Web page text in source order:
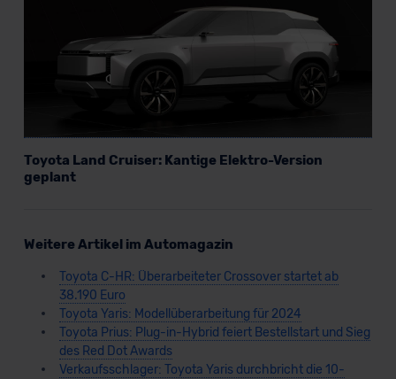
Toyota Land Cruiser: Kantige Elektro-Version
geplant
Weitere Artikel im Automagazin
Toyota C-HR: Überarbeiteter Crossover startet ab
38.190 Euro
Toyota Yaris: Modellüberarbeitung für 2024
Toyota Prius: Plug-in-Hybrid feiert Bestellstart und Sieg
des Red Dot Awards
Verkaufsschlager: Toyota Yaris durchbricht die 10-